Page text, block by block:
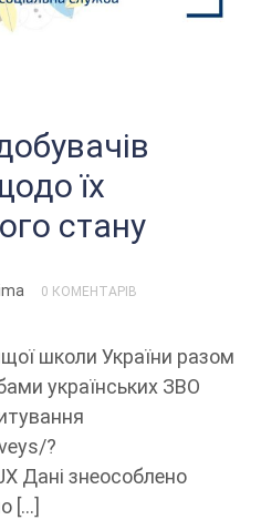
їх
стану
0 КОМЕНТАРІВ
школи України разом
українських ЗВО
?
Дані знеособлено
[…]